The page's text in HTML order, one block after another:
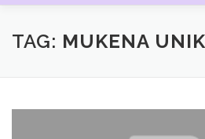
HOME KONTAK
TAG: MUKENA